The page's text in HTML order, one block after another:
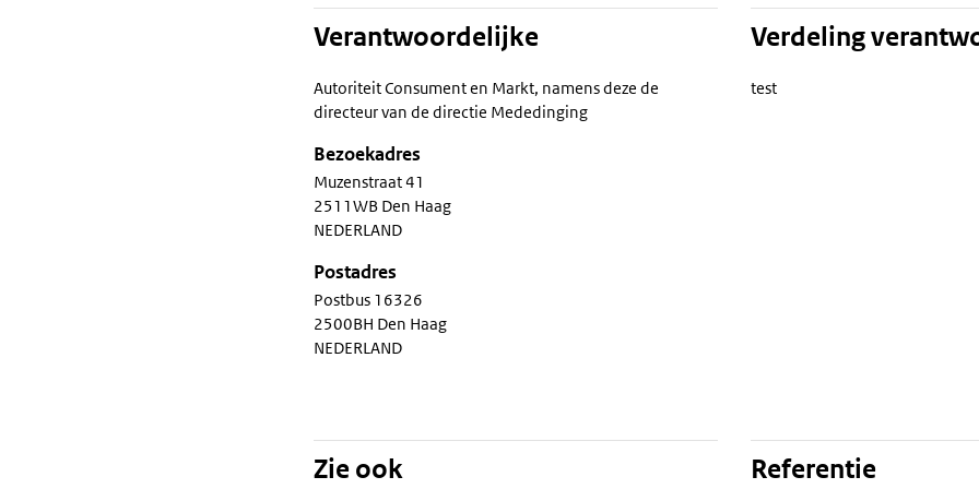
Verantwoordelijke
Autoriteit Consument en Markt, namens deze de
directeur van de directie Mededinging
Bezoekadres
Muzenstraat 41
2511WB Den Haag
NEDERLAND
Postadres
Postbus 16326
2500BH Den Haag
NEDERLAND
Verdeling
test
Zie ook Referentie